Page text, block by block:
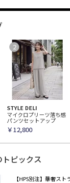
STYLE DELI
マイクロプリーツ落ち感
パンツセットアップ
￥12,800
ピックス
【HPS別注】華奢ス